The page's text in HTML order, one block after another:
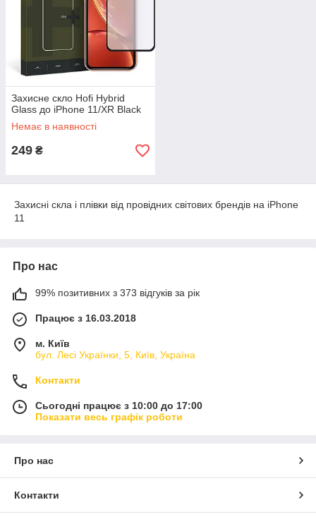
Захисне скло Hofi Hybrid
Glass до iPhone 11/XR Black
Немає в наявності
249 ₴
Захисні скла і плівки від провідних світових брендів на iPhone
11
Про нас
99% позитивних з 373 відгуків за рік
Працює з 16.03.2018
м. Київ
бул. Лесі Українки, 5, Київ, Україна
Контакти
Сьогодні працює з 10:00 до 17:00
Показати весь графік роботи
Про нас
Контакти